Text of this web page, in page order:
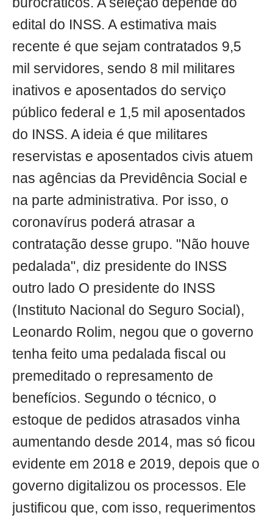
edital do INSS. A estimativa mais
recente é que sejam contratados 9,5
mil servidores, sendo 8 mil militares
inativos e aposentados do serviço
público federal e 1,5 mil aposentados
do INSS. A ideia é que militares
reservistas e aposentados civis atuem
nas agências da Previdência Social e
na parte administrativa. Por isso, o
coronavírus poderá atrasar a
contratação desse grupo. "Não houve
pedalada", diz presidente do INSS
outro lado O presidente do INSS
(Instituto Nacional do Seguro Social),
Leonardo Rolim, negou que o governo
tenha feito uma pedalada fiscal ou
premeditado o represamento de
benefícios. Segundo o técnico, o
estoque de pedidos atrasados vinha
aumentando desde 2014, mas só ficou
evidente em 2018 e 2019, depois que o
governo digitalizou os processos. Ele
justificou que, com isso, requerimentos